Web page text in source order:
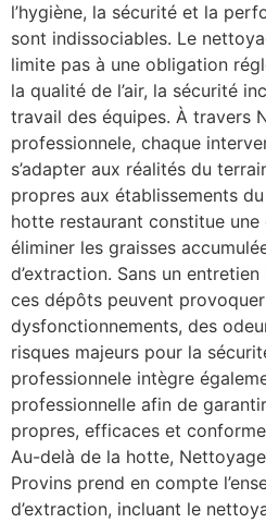
l’hygiène, la sécurité et la
sont indissociables. Le
limite pas à une obligation
la qualité de l’air, la sécurité
travail des équipes. À travers
professionnele, chaque
s’adapter aux réalités du
propres aux établissements
hotte restaurant constitue
éliminer les graisses
d’extraction. Sans un
ces dépôts peuvent
dysfonctionnements, des
risques majeurs pour la
professionnele intègre
professionnelle afin de
propres, efficaces et
Au-delà de la hotte,
Provins prend en compte
d’extraction, incluant le